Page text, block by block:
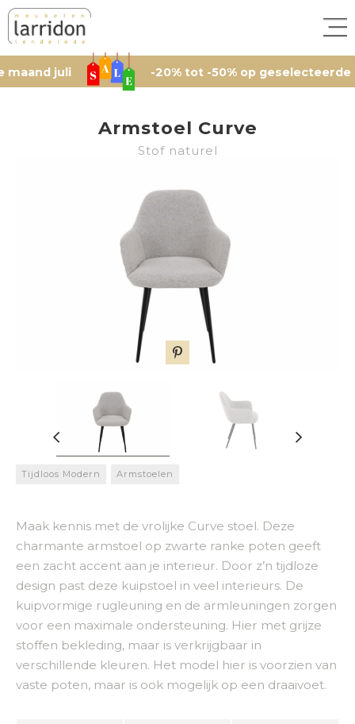
juli -20% tot -50% op geselecteerde
Armstoel Curve
Stof naturel
Tijdloos Modern Armstoelen
Maak kennis met de vrolijke Curve stoel. Deze
charmante armstoel op zwarte ranke poten geeft
een zacht accent aan je interieur. Door z’n tijdloze
design past deze kuipstoel in veel interieurs. De
kuipvormige rugleuning en de armleuningen zorgen
voor een maximale ondersteuning. Hier met grijze
stoffen bekleding, maar is verkrijgbaar in
verschillende kleuren. Het model hier is voorzien van
vaste poten, maar is ook mogelijk op een draaivoet.